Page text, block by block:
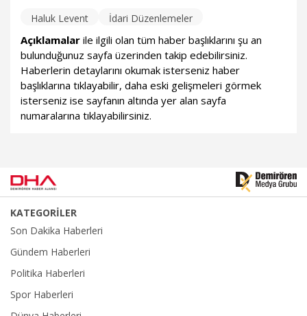
Haluk Levent
İdari Düzenlemeler
Açıklamalar ile ilgili olan tüm haber başlıklarını şu an
bulunduğunuz sayfa üzerinden takip edebilirsiniz.
Haberlerin detaylarını okumak isterseniz haber
başlıklarına tıklayabilir, daha eski gelişmeleri görmek
isterseniz ise sayfanın altında yer alan sayfa
numaralarına tıklayabilirsiniz.
KATEGORİLER
Son Dakika Haberleri
Gündem Haberleri
Politika Haberleri
Spor Haberleri